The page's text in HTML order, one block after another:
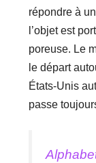
répondre à
l’objet est
poreuse. Le
le départ
États-Unis
passe